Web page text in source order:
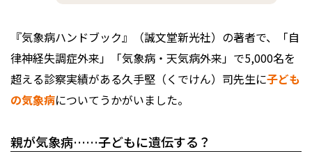
『気象病ハンドブック』（誠文堂新光社）の著者で、「自
律神経失調症外来」「気象病・天気病外来」で5,000名を
超える診察実績がある久手堅（くでけん）司先生に子ども
の気象病についてうかがいました。
親が気象病……子どもに遺伝する？